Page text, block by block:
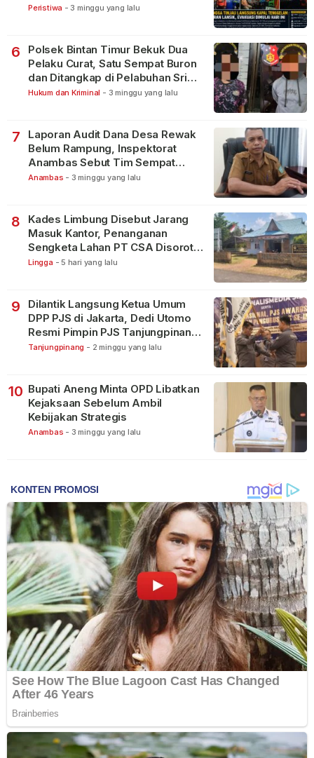
Peristiwa - 3 minggu yang lalu
6
Polsek Bintan Timur Bekuk Dua
Pelaku Curat, Satu Sempat Buron
dan Ditangkap di Pelabuhan Sri
Bintan Pura
Hukum dan Kriminal - 3 minggu yang lalu
7
Laporan Audit Dana Desa Rewak
Belum Rampung, Inspektorat
Anambas Sebut Tim Sempat
Terbagi Tangani Kasus Lain
Anambas - 3 minggu yang lalu
8
Kades Limbung Disebut Jarang
Masuk Kantor, Penanganan
Sengketa Lahan PT CSA Disorot
Warga
Lingga - 5 hari yang lalu
9
Dilantik Langsung Ketua Umum
DPP PJS di Jakarta, Dedi Utomo
Resmi Pimpin PJS Tanjungpinang-
Bintan
Tanjungpinang - 2 minggu yang lalu
10 Bupati Aneng Minta OPD Libatkan
Kejaksaan Sebelum Ambil
Kebijakan Strategis
Anambas - 3 minggu yang lalu